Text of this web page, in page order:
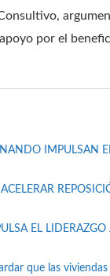
por el
IMPULSAN
EL
que las